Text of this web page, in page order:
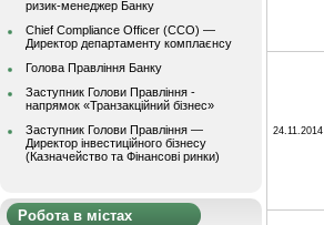
ризик-менеджер Банку
Chief Compliance Officer (CCO) —
Директор департаменту комплаєнсу
Голова Правління Банку
Заступник Голови Правління -
напрямок «Транзакційний бізнес»
Заступник Голови Правління —
Директор інвестиційного бізнесу
(Казначейство та Фінансові ринки)
Робота в містах
24.11.2014